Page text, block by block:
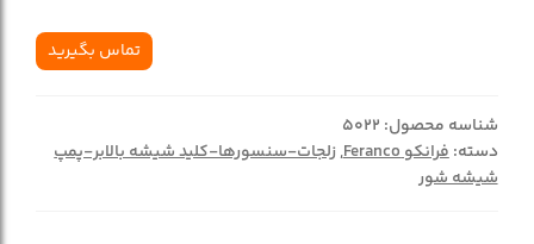
تماس بگیرید
شناسه محصول: 5022
دسته:فرانکو Feranco ,زلجات-سنسورها-کلید شیشه بالابر-پمپ
شیشه شور